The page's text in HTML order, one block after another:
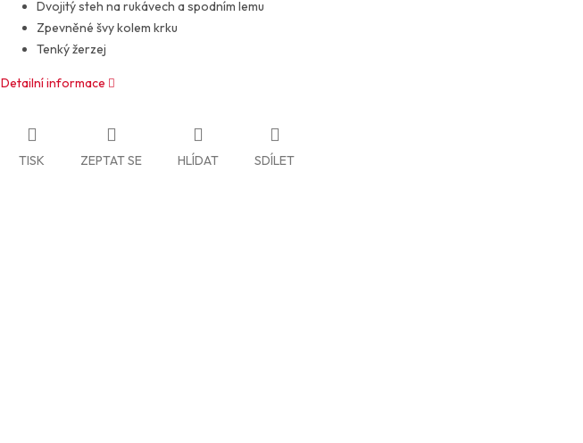
Dvojitý steh na rukávech a spodním lemu
Zpevněné švy kolem krku
Tenký žerzej
Detailní informace
TISK ZEPTAT SE HLÍDAT SDÍLET